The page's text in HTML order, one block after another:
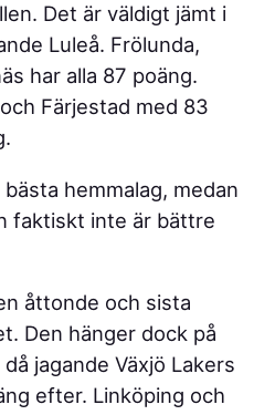
Det är väldigt jämt i
Luleå. Frölunda,
har alla 87 poäng.
Färjestad med 83
hemmalag, medan
faktiskt inte är bättre
åttonde och sista
Den hänger dock på
jagande Växjö Lakers
efter. Linköping och